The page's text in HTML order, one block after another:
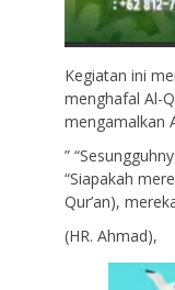
Kegiatan ini
menghafal Al-
mengamalkan
”
“Siapakah
Qur’an),
(HR. Ahmad),